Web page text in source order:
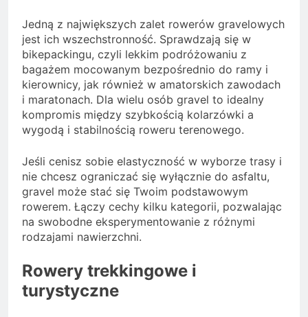
Jedną z największych zalet rowerów gravelowych
jest ich wszechstronność. Sprawdzają się w
bikepackingu, czyli lekkim podróżowaniu z
bagażem mocowanym bezpośrednio do ramy i
kierownicy, jak również w amatorskich zawodach
i maratonach. Dla wielu osób gravel to idealny
kompromis między szybkością kolarzówki a
wygodą i stabilnością roweru terenowego.
Jeśli cenisz sobie elastyczność w wyborze trasy i
nie chcesz ograniczać się wyłącznie do asfaltu,
gravel może stać się Twoim podstawowym
rowerem. Łączy cechy kilku kategorii, pozwalając
na swobodne eksperymentowanie z różnymi
rodzajami nawierzchni.
Rowery trekkingowe i
turystyczne